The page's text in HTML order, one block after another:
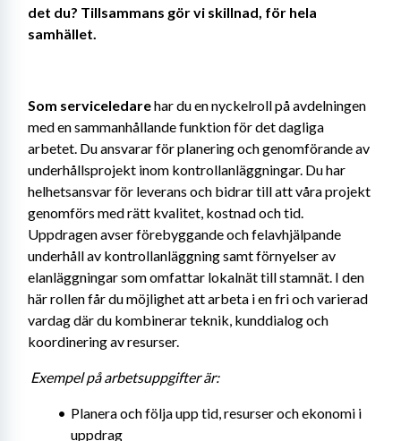
det du? Tillsammans gör vi skillnad, för hela
samhället.
Som serviceledare har du en nyckelroll på avdelningen
med en sammanhållande funktion för det dagliga
arbetet. Duansvarar för planering och genomförande av
underhållsprojekt inom kontrollanläggningar. Du har
helhetsansvar för leverans och bidrar till att våra projekt
genomförs med rätt kvalitet, kostnad och tid.
Uppdragen avser förebyggande och felavhjälpande
underhåll av kontrollanläggning samt förnyelser av
elanläggningar som omfattar lokalnät till stamnät. I den
här rollen får du möjlighet att arbeta i en fri och varierad
vardag där du kombinerar teknik, kunddialog och
koordinering av resurser.
Exempel på arbetsuppgifter är:
Planera och följa upp tid, resurser och ekonomi i
uppdrag